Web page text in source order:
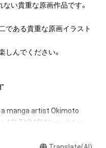
い貴重な原画作品です。
である貴重な原画イラスト
しんでください。
a manga artist Okimoto
AGI TADASHI brought an
original cover